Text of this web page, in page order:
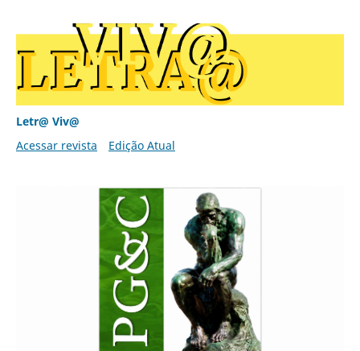
Letr@ Viv@
Acessar revista
Edição Atual